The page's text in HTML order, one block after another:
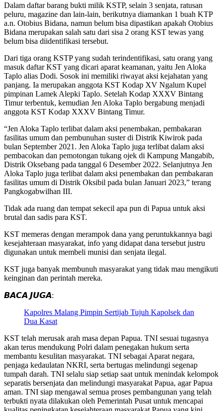
Dalam daftar barang bukti milik KSTP, selain 3 senjata, ratusan
peluru, magazine dan lain-lain, berikutnya diamankan 1 buah KTP
a.n. Otobius Bidana, namun belum bisa dipastikan apakah Otobius
Bidana merupakan salah satu dari sisa 2 orang KST tewas yang
belum bisa diidentifikasi tersebut.
Dari tiga orang KSTP yang sudah terindentifikasi, satu orang yang
masuk daftar KST yang dicari aparat keamanan, yaitu Jen Aloka
Taplo alias Dodi. Sosok ini memiliki riwayat aksi kejahatan yang
panjang. Ia merupakan anggota KST Kodap XV Ngalum Kupel
pimpinan Lamek Alepki Taplo. Setelah Kodap XXXV Bintang
Timur terbentuk, kemudian Jen Aloka Taplo bergabung menjadi
anggota KST Kodap XXXV Bintang Timur.
“Jen Aloka Taplo terlibat dalam aksi penembakan, pembakaran
fasilitas umum dan pembunuhan suster di Distrik Kiwirok pada
bulan September 2021. Jen Aloka Taplo juga terlibat dalam aksi
pembacokan dan pemotongan tukang ojek di Kampung Mangabib,
Distrik Oksebang pada tanggal 6 Desember 2022. Selanjutnya Jen
Aloka Taplo juga terlibat dalam aksi penembakan dan pembakaran
fasilitas umum di Distrik Oksibil pada bulan Januari 2023,” terang
Pangkogabwilhan III.
Tidak ada ruang dan tempat sekecil apa pun di Papua untuk aksi
brutal dan sadis para KST.
KST memeras dengan merampok dana yang peruntukkannya bagi
kesejahteraan masyarakat, info yang didapat dana tersebut justru
digunakan untuk membeli munisi dan senjata ilegal.
KST juga banyak membunuh masyarakat yang tidak mau mengikuti
keinginan dan perintah mereka.
𝘽𝘼𝘾𝘼 𝙅𝙐𝙂𝘼:
Kapolres Malang Pimpin Sertijab Tujuh Kapolsek dan
Dua Kasat
KST telah merusak arah masa depan Papua. TNI sesuai tugasnya
akan terus mendukung Polri dalam penegakan hukum serta
membantu kesulitan masyarakat. TNI sebagai Aparat negara,
penjaga kedaulatan NKRI, serta bertugas melindungi segenap
tumpah darah. TNI selalu siap setiap saat untuk menindak kelompok
separatis bersenjata dan melindungi masyarakat Papua, agar Papua
aman. TNI siap mengawal semua proses pembangunan yang telah
terbukti nyata dilakukan oleh Pemerintah Pusat untuk mencapai